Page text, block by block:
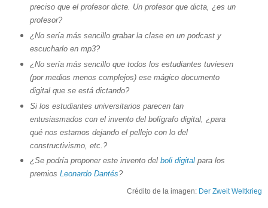
preciso que el profesor dicte. Un profesor que dicta, ¿es un
profesor?
¿No sería más sencillo grabar la clase en un podcast y
escucharlo en mp3?
¿No sería más sencillo que todos los estudiantes tuviesen
(por medios menos complejos) ese mágico documento
digital que se está dictando?
Si los estudiantes universitarios parecen tan
entusiasmados con el invento del bolígrafo digital, ¿para
qué nos estamos dejando el pellejo con lo del
constructivismo, etc.?
¿Se podría proponer este invento del boli digitalpara los
premios Leonardo Dantés?
Crédito de la imagen: Der Zweit Weltkrieg